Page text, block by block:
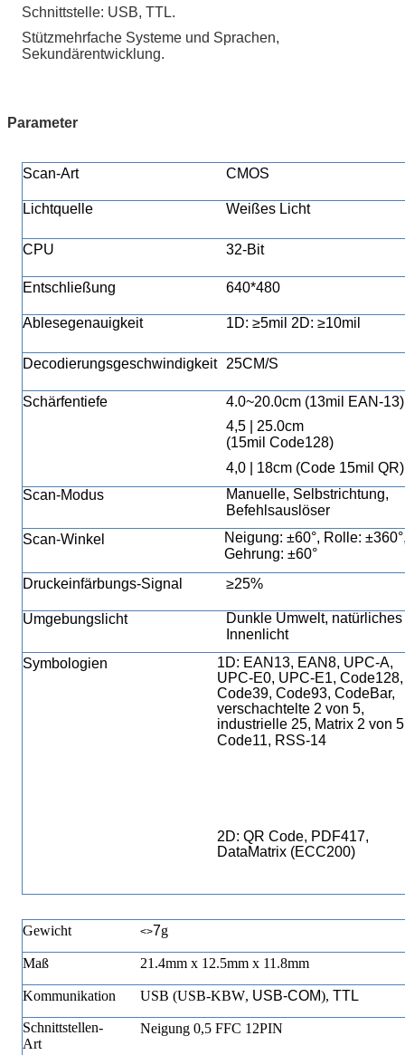
Schnittstelle: USB, TTL.
Stützmehrfache Systeme und Sprachen,
Sekundärentwicklung.
Parameter
Scan-Art CMOS
Lichtquelle Weißes Licht
CPU 32-Bit
Entschließung 640*480
Ablesegenauigkeit 1D: ≥5mil 2D: ≥10mil
Decodierungsgeschwindigkeit 25CM/S
Schärfentiefe
4.0~20.0cm (13mil EAN-13)
4,5 | 25.0cm
(15mil Code128)
4,0 | 18cm (Code 15mil QR)
Scan-Modus
Manuelle, Selbstrichtung,
Befehlsauslöser
Scan-Winkel
Neigung: ±60°, Rolle:
Gehrung: ±60°
Druckeinfärbungs-Signal
≥25%
Umgebungslicht
Dunkle Umwelt, natürliches
Innenlicht
Symbologien
1D: EAN13, EAN8, UPC-A,
UPC-E0, UPC-E1, Code128,
Code39, Code93, CodeBar,
verschachtelte 2 von 5,
industrielle 25, Matrix 2 von
Code11, RSS-14
2D: QR Code, PDF417,
DataMatrix (ECC200)
Gewicht <>7g
Maß 21.4mm x 12.5mm x 11.8mm
Kommunikation USB (USB-KBW, USB-COM), TTL
Schnittstellen-
Art
Neigung 0,5 FFC 12PIN